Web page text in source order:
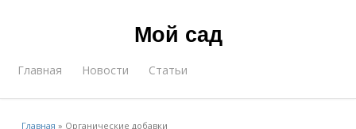
Мой сад
Главная Новости Статьи
Главная » Органические добавки